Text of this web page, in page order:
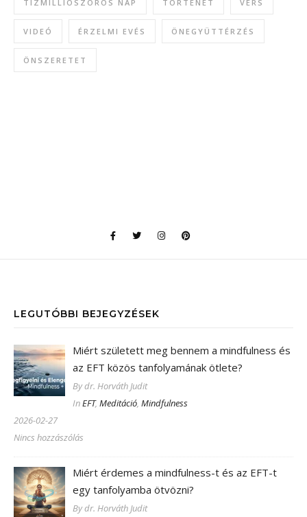
TÍZMILLIÓSZOROS NAP TÖRTÉNET VERS
VIDEÓ ÉRZELMI EVÉS ÖNEGYÜTTÉRZÉS
ÖNSZERETET
LEGUTÓBBI BEJEGYZÉSEK
Miért született meg bennem a mindfulness és
az EFT közös tanfolyamának ötlete?
By dr. Horváth Judit
InEFT,Meditáció,Mindfulness
2026-02-27
Nincs hozzászólás
Miért érdemes a mindfulness-t és az EFT-t
egy tanfolyamba ötvözni?
By dr. Horváth Judit